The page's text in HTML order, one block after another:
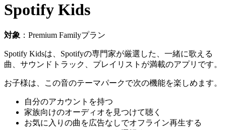
Spotify Kids
対象 ：Premium Familyプラン
Spotify Kidsは、Spotifyの専門家が厳選した、一緒に歌える
曲、サウンドトラック、プレイリストが満載のアプリです。
お子様は、この音のテーマパークで次の機能を楽しめます。
自分のアカウントを持つ
家族向けのオーディオを見つけて聴く
お気に入りの曲を広告なしでオフライン再生する